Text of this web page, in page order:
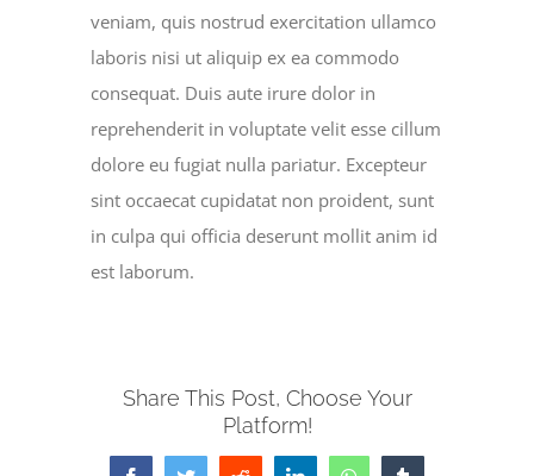
veniam, quis nostrud exercitation ullamco
laboris nisi ut aliquip ex ea commodo
consequat. Duis aute irure dolor in
reprehenderit in voluptate velit esse cillum
dolore eu fugiat nulla pariatur. Excepteur
sint occaecat cupidatat non proident, sunt
in culpa qui officia deserunt mollit anim id
est laborum.
Share This Post, Choose Your
Platform!